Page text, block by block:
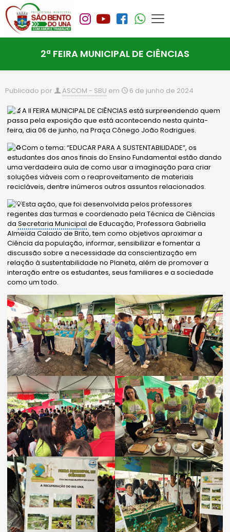
2ª FEIRA MUNICIPAL DE CIÊNCIAS
Publicado por ASCOM - SBU em 6 de junho de 2024
A II FEIRA MUNICIPAL DE CIÊNCIAS está surpreendendo quem
passa pela exposição que está acontecendo nesta quinta-
feira, dia 06 de junho, na Praça Cônego João Rodrigues.
Com o tema: “EDUCAR PARA A SUSTENTABILIDADE”, os
estudantes dos anos finais do Ensino Fundamental estão dando
uma verdadeira aula de como usar a imaginação para criar
soluções viáveis com o reaproveitamento de materiais
recicláveis, dentre inúmeros outros assuntos relacionados.
Esta ação, que foi desenvolvida pelos professores
regentes das turmas e coordenado pela Técnica de Ciências
daSecretaria Municipal de Educação, Professora Gabriella
Almeida Calado de Brito, tem como objetivos aproximar a
Ciência da população, informar, sensibilizar e fomentar a
discussão sobre a necessidade da conscientização em
relação à sustentabilidade no Planeta, além de promover a
interação entre os estudantes, seus familiares e a sociedade
como um todo.